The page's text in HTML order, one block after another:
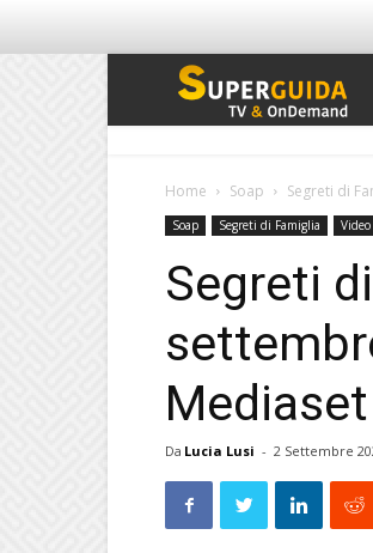
Home Soap Segreti di
Soap Segreti di Famiglia Video
Segreti
Mediaset
Da Lucia Lusi - 2 Settembre